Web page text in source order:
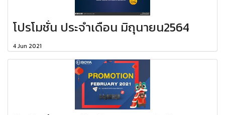
โปรโมชั่น ประจำเดือน มิถุนายน2564
4 Jun 2021